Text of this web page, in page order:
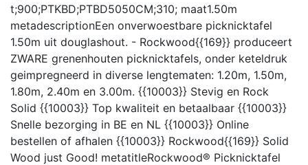
t;900;PTKBD;PTBD5050CM;310; maat1.50m
metadescriptionEen onverwoestbare picknicktafel
1.50m uit douglashout. - Rockwood{{169}} produceert
ZWARE grenenhouten picknicktafels, onder keteldruk
geimpregneerd in diverse lengtematen: 1.20m, 1.50m,
1.80m, 2.40m en 3.00m. {{10003}} Stevig en Rock
Solid {{10003}} Top kwaliteit en betaalbaar {{10003}}
Snelle bezorging in BE en NL {{10003}} Online
bestellen of afhalen {{10003}} Rockwood{{169}} Solid
Wood just Good! metatitleRockwood® Picknicktafel